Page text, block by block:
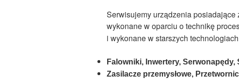
Serwisujemy urządzenia posiadające
wykonane w oparciu o technikę
i wykonane w starszych
Falowniki, Inwertery, Serwonapędy,
Zasilacze przemysłowe,